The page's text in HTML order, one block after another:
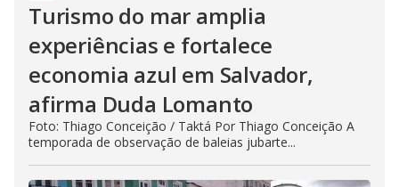
Turismo do mar amplia
experiências e fortalece
economia azul em Salvador,
afirma Duda Lomanto
Foto: Thiago Conceição / Taktá Por Thiago Conceição A
temporada de observação de baleias jubarte...